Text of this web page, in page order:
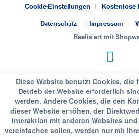
Cookie-Einstellungen Kostenlose
Datenschutz
Impressum
Realisiert mit
Diese Website benutzt Cookies, die
Betrieb der Website erforderlich
werden. Andere Cookies, die den
dieser Website erhöhen, der
Interaktion mit anderen Websites
vereinfachen sollen, werden nur mit